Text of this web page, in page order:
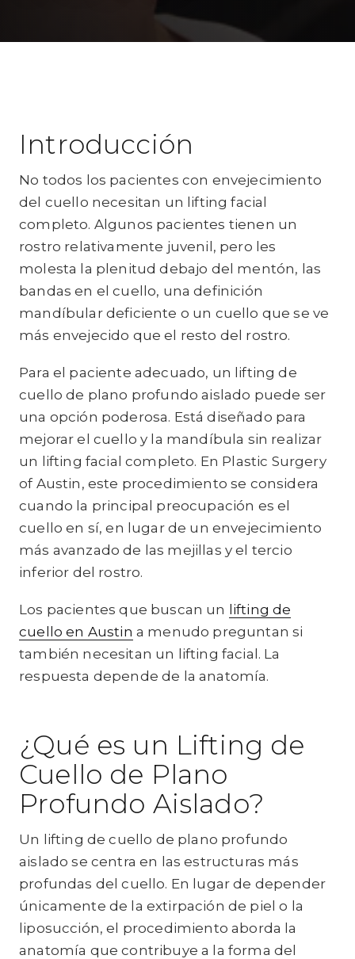
Introducción
No todos los pacientes con envejecimiento
del cuello necesitan un lifting facial
completo. Algunos pacientes tienen un
rostro relativamente juvenil, pero les
molesta la plenitud debajo del mentón, las
bandas en el cuello, una definición
mandíbular deficiente o un cuello que se ve
más envejecido que el resto del rostro.
Para el paciente adecuado, un lifting de
cuello de plano profundo aislado puede ser
una opción poderosa. Está diseñado para
mejorar el cuello y la mandíbula sin realizar
un lifting facial completo. En Plastic Surgery
of Austin, este procedimiento se considera
cuando la principal preocupación es el
cuello en sí, en lugar de un envejecimiento
más avanzado de las mejillas y el tercio
inferior del rostro.
Los pacientes que buscan un lifting de
cuello en Austin a menudo preguntan si
también necesitan un lifting facial. La
respuesta depende de la anatomía.
¿Qué es un Lifting de
Cuello de Plano
Profundo Aislado?
Un lifting de cuello de plano profundo
aislado se centra en las estructuras más
profundas del cuello. En lugar de depender
únicamente de la extirpación de piel o la
liposucción, el procedimiento aborda la
anatomía que contribuye a la forma del